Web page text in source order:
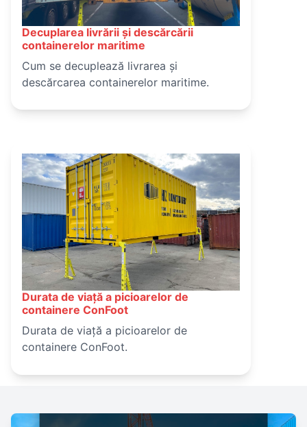
March 15, 2025
Decuplarea livrării și descărcării
containerelor maritime
Cum se decuplează livrarea și
descărcarea containerelor maritime.
March 14, 2025
Durata de viață a picioarelor de
containere ConFoot
Durata de viață a picioarelor de
containere ConFoot.